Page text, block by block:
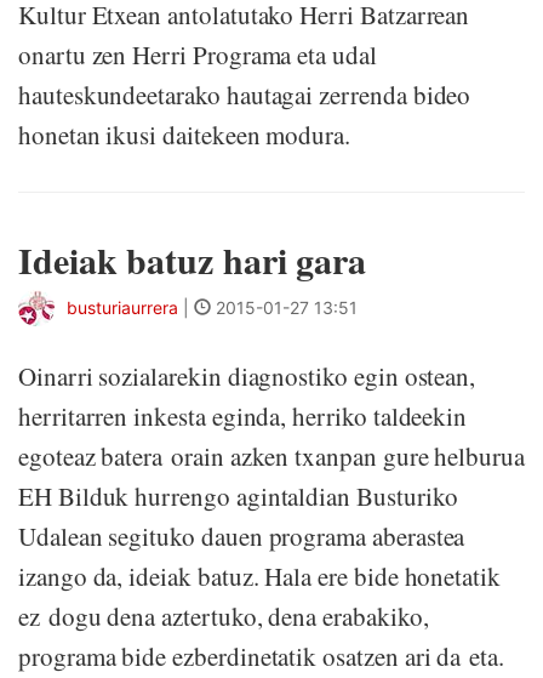
Kultur Etxean antolatutako Herri Batzarrean
onartu zen Herri Programa eta udal
hauteskundeetarako hautagai zerrenda bideo
honetan ikusi daitekeen modura.
Ideiak batuz hari gara
busturiaurrera 2015-01-27 13:51
Oinarri sozialarekin diagnostiko egin ostean,
herritarren inkesta eginda, herriko taldeekin
egoteaz batera orain azken txanpan gure helburua
EH Bilduk hurrengo agintaldian Busturiko
Udalean segituko dauen programa aberastea
izango da, ideiak batuz. Hala ere bide honetatik
ez dogu dena aztertuko, dena erabakiko,
programa bide ezberdinetatik osatzen ari da eta.